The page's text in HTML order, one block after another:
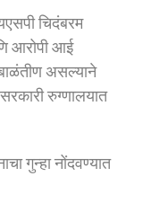
चिदंबरम
आरोपी आई
असल्याने
रुग्णालयात
गुन्हा नोंदवण्यात